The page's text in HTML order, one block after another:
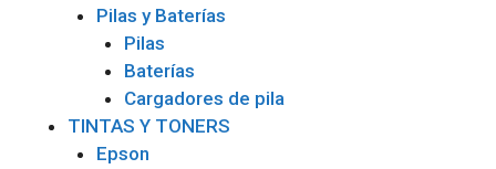
Pilas y Baterías
Pilas
Baterías
Cargadores de pila
TINTAS Y TONERS
Epson